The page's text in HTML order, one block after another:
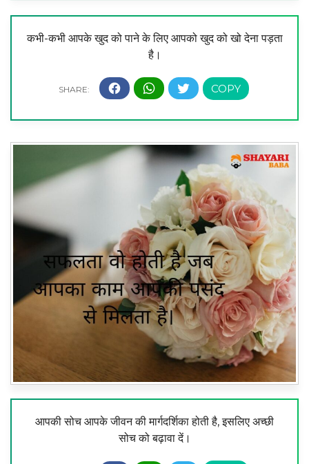
कभी-कभी आपके खुद को पाने के लिए आपको खुद को खो देना पड़ता
है।
आपकी सोच आपके जीवन की मार्गदर्शिका होती है, इसलिए अच्छी
सोच को बढ़ावा दें।